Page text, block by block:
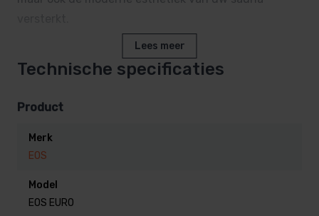
Deze sauna kachel is zowel voor de particuliere als in
de professionele sauna inzetbaar.
Dankzij zijn robuuste design, biedt deze EOS EURO
warmte om uw sauna snel op te warmen en een
comfortabele temperatuur te behouden. De
Lees meer
Technische specificaties
Product
Merk
EOS
Model
EOS EURO